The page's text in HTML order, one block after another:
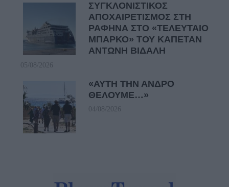
ΣΥΓΚΛΟΝΙΣΤΙΚΟΣ
ΑΠΟΧΑΙΡΕΤΙΣΜΟΣ ΣΤΗ
ΡΑΦΗΝΑ ΣΤΟ «ΤΕΛΕΥΤΑΙΟ
ΜΠΑΡΚΟ» ΤΟΥ ΚΑΠΕΤΑΝ
ΑΝΤΩΝΗ ΒΙΔΑΛΗ
05/08/2026
«ΑΥΤΗ ΤΗΝ ΑΝΔΡΟ
ΘΕΛΟΥΜΕ…»
04/08/2026